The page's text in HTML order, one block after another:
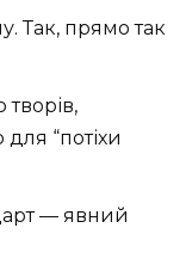
Так, прямо так
“потіхи
— явний